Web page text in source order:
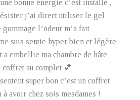
bonne énergie c’est installé ,
j’ai direct utiliser le gel
gommage l’odeur m’a fait
suis sentie hyper bien et légère
embellie ma chambre de hâte
au complet 💕
super bon c’est un coffret
avoir chez sois mesdames !